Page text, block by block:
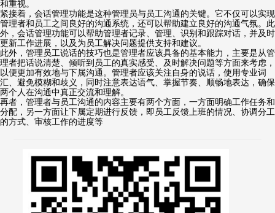
和重视。
紧接着，会话管理功能是这种管理员与员工沟通的关键。它不仅可以实现
管理者和员工之间良好的沟通系统，还可以帮助建立良好的沟通气氛。此
外，会话管理功能可以帮助管理者记录、管理、识别和跟踪对话，并及时
更新工作进展，以及为员工解决问题提供支持和建议。
此外，管理员工说话的技巧也是管理者应该具备的基本能力，主要是从管
理者把话说清楚、倾听到员工的真实感受、及时解决问题等方面来考虑，
以便更加有效地与下属沟通。管理者应该关注自身的说话，使用专业词
汇、避免模糊和歧义，同时注意表达语气、掌握节奏、顺畅地表达，确保
两个人在沟通中真正交流和理解。
再者，管理者与员工沟通的内容主要有两个方面，一方面明确工作任务和
分配，另一方面让下属定期进行反馈，即员工反馈上班的情况、协调分工
的方式、审核工作的进度等